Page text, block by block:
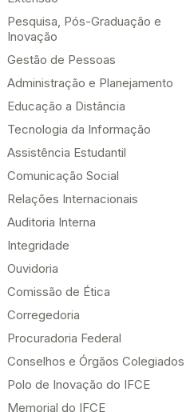
Pesquisa, Pós-Graduação e
Inovação
Gestão de Pessoas
Administração e Planejamento
Educação a Distância
Tecnologia da Informação
Assistência Estudantil
Comunicação Social
Relações Internacionais
Auditoria Interna
Integridade
Ouvidoria
Comissão de Ética
Corregedoria
Procuradoria Federal
Conselhos e Órgãos Colegiados
Polo de Inovação do IFCE
Memorial do IFCE